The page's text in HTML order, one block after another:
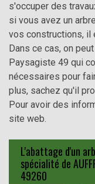
s'occuper des
si vous avez un
vos constructions, il
Dans ce cas, on
Paysagiste 49 qui
nécessaires pour
plus, sachez qu'il
Pour avoir des
site web.
L'abattage d'un
spécialité de
49260